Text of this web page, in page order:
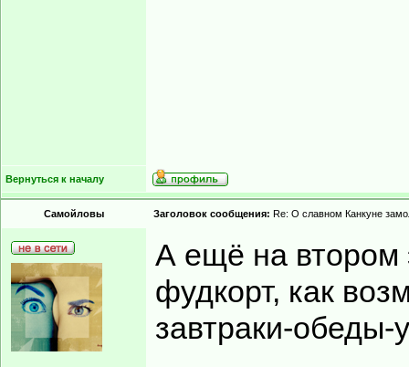
Вернуться к началу
Самойловы Заголовок сообщения: Re: О славном Канкуне
А ещё на втором
фудкорт, как
завтраки-